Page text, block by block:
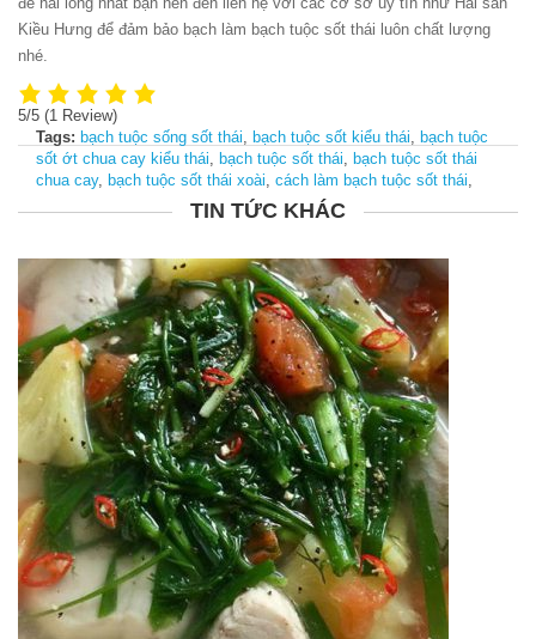
Kiều Hưng để đảm bảo bạch làm bạch tuộc sốt thái luôn chất lượng
nhé.
5/5 (1 Review)
Tags: bạch tuộc sống sốt thái, bạch tuộc sốt kiểu thái, bạch tuộc
sốt ớt chua cay kiểu thái, bạch tuộc sốt thái, bạch tuộc sốt thái
chua cay, bạch tuộc sốt thái xoài, cách làm bạch tuộc sốt thái,
TIN TỨC KHÁC